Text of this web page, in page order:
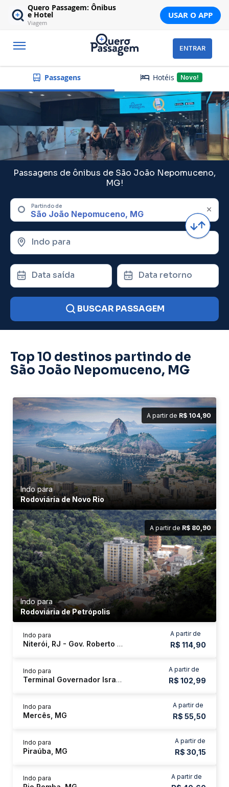
Quero Passagem: Ônibus
e Hotel
Viagem
USAR O APP
ENTRAR
Passagens Hotéis Novo!
Passagens de ônibus de São João Nepomuceno,
MG!
Partindo de
Indo para
Data saída Data retorno
BUSCAR PASSAGEM
Top 10 destinos partindo de
São João Nepomuceno, MG
A partir de R$ 104,90
Indo para
Rodoviária de Novo Rio
A partir de R$ 80,90
Indo para
Rodoviária de Petrópolis
A partir de
R$ 114,90
Indo para
Niterói, RJ - Gov. Roberto Silveira
A partir de
R$ 102,99
Indo para
Terminal Governador Israel Pinheiro - Tergip
A partir de
R$ 55,50
Indo para
Mercês, MG
A partir de
R$ 30,15
Indo para
Piraúba, MG
A partir de
Indo para